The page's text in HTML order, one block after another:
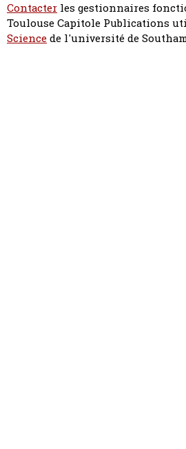
Contacter les gestionnaires
Toulouse Capitole Publications
Sciencede l'université de